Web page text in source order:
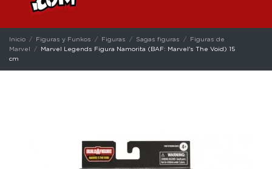
Inicio Figuras y Funkos Figuras Sagas figuras
Figuras de
Marvel
Marvel Legends Figura Namorita (BAF: Marvel's The Void) 15
cm